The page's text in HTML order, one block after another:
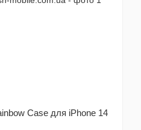
Case для iPhone 14